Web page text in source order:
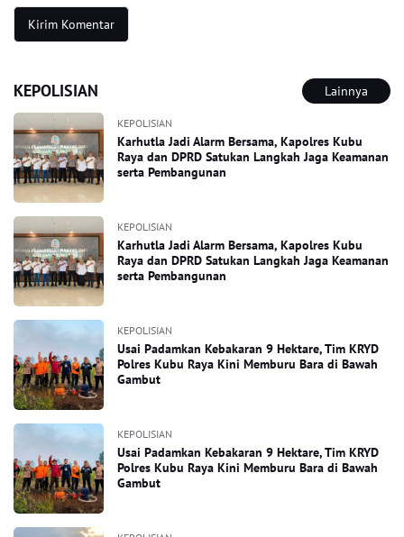
KEPOLISIAN Lainnya
KEPOLISIAN
Karhutla Jadi Alarm Bersama, Kapolres Kubu
Raya dan DPRD Satukan Langkah Jaga Keamanan
serta Pembangunan
KEPOLISIAN
Karhutla Jadi Alarm Bersama, Kapolres Kubu
Raya dan DPRD Satukan Langkah Jaga Keamanan
serta Pembangunan
KEPOLISIAN
Usai Padamkan Kebakaran 9 Hektare, Tim KRYD
Polres Kubu Raya Kini Memburu Bara di Bawah
Gambut
KEPOLISIAN
Usai Padamkan Kebakaran 9 Hektare, Tim KRYD
Polres Kubu Raya Kini Memburu Bara di Bawah
Gambut